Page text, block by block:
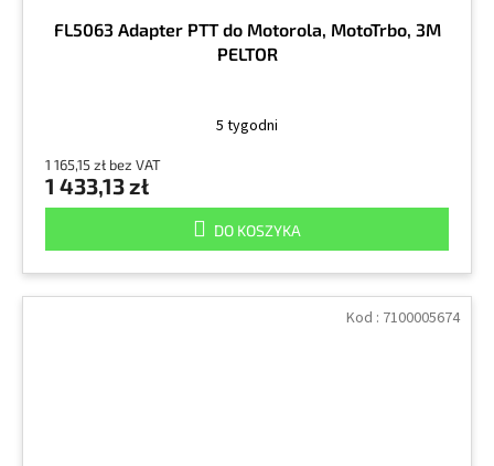
FL5063 Adapter PTT do Motorola, MotoTrbo, 3M
PELTOR
5 tygodni
1 165,15 zł bez VAT
1 433,13 zł
DO KOSZYKA
Kod : 7100005674